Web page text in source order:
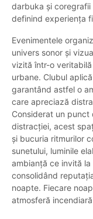
darbuka și
definind experiența
Evenimentele
univers sonor și
vizită într-o
urbane. Clubul
garantând astfel o
care apreciază
Considerat un punct
distracției, acest
și bucuria ritmurilor
sunetului, luminile
ambianță ce invită
consolidând
noapte. Fiecare
atmosferă